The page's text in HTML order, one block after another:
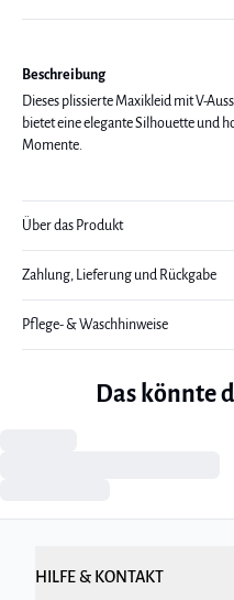
Beschreibung
Dieses plissierte Maxikleid mit V-
bietet eine elegante Silhouette und
Momente.
Über das Produkt
Zahlung, Lieferung und Rückgabe
Pflege- & Waschhinweise
Das könnte
HILFE & KONTAKT